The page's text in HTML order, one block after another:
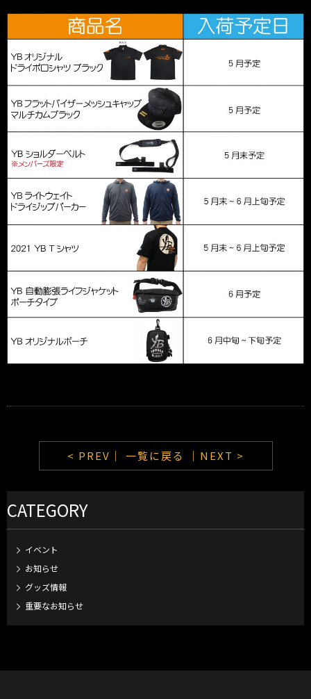
< PREV｜ 一覧に戻る ｜NEXT >
CATEGORY
イベント
お知らせ
グッズ情報
重要なお知らせ